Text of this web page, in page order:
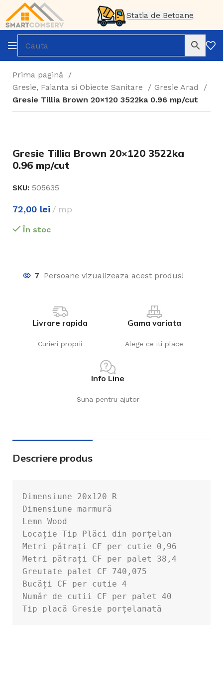
Statia de Betoane
Prima pagină
Gresie, Faianta si Obiecte Sanitare
Gresie Arad
Gresie Tillia Brown 20×120 3522ka 0.96 mp/cut
Gresie Tillia Brown 20×120 3522ka
0.96 mp/cut
SKU: 505635
72,00 lei mp
În stoc
7 Persoane vizualizeaza acest produs!
Livrare rapida
Curieri proprii
Gama variata
Alege ce iti place
Info Line
Suna pentru ajutor
Descriere produs
Dimensiune 20x120 R
Dimensiune marmură
Lemn Wood
Locație Tip Plăci din porțelan
Metri pătrați CF per palet 38,4
Greutate palet CF 740,075
Bucăți CF per cutie 4
Număr de cutii CF per palet 40